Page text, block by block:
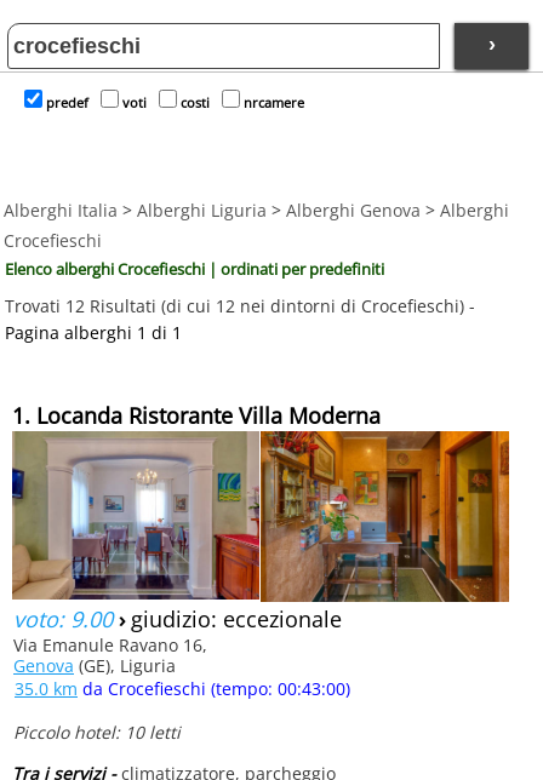
›
predef voti costi nrcamere
Alberghi Italia > Alberghi Liguria > Alberghi Genova > Alberghi
Crocefieschi
Elenco alberghi Crocefieschi | ordinati per predefiniti
Trovati 12 Risultati (di cui 12 nei dintorni di Crocefieschi) -
Pagina alberghi 1 di 1
1. Locanda Ristorante Villa Moderna
voto: 9.00› giudizio: eccezionale
Via Emanule Ravano 16,
Genova (GE), Liguria
35.0 km da Crocefieschi (tempo: 00:43:00)
Piccolo hotel: 10 letti
Tra i servizi -climatizzatore, parcheggio